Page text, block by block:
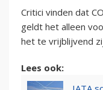
Critici vinden dat
geldt het alleen
het te vrijblijvend
Lees ook: